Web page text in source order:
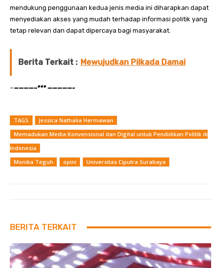
mendukung penggunaan kedua jenis media ini diharapkan dapat
menyediakan akses yang mudah terhadap informasi politik yang
tetap relevan dan dapat dipercaya bagi masyarakat.
Berita Terkait : Mewujudkan Pilkada Damai
–————–*** —————-
TAGS
Jessica Nathalia Hermawan
Memadukan Media Konvensional dan Digital untuk Pendidikan Politik di
Indonesia
Monika Teguh
opini Universitas Ciputra Surabaya
BERITA TERKAIT